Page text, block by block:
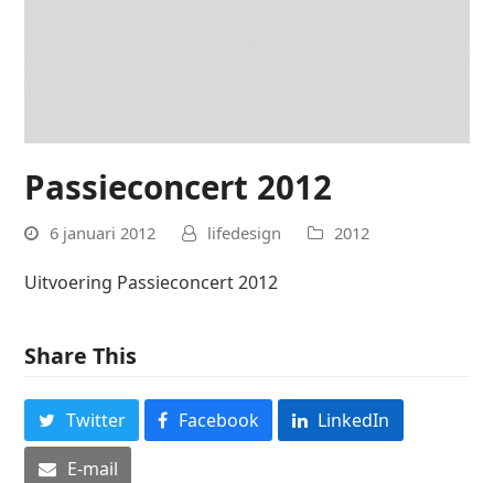
Passieconcert 2012
6 januari 2012 lifedesign 2012
Uitvoering Passieconcert 2012
Share This
Twitter Facebook
LinkedIn
E-mail